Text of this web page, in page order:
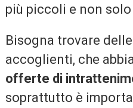
più piccoli e non
Bisogna trovare
accoglienti, che
offerte di
soprattutto è